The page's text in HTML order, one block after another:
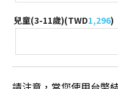
兒童(3-11歲)(TWD1,296)